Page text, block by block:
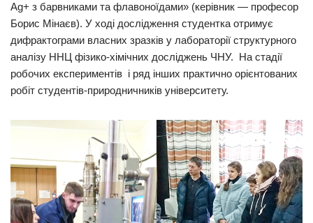
Ag+ з барвниками та флавоноїдами» (керівник — професор
Борис Мінаєв). У ході дослідження студентка отримує
дифрактограми власних зразків у лабораторії структурного
аналізу ННЦ фізико-хімічних досліджень ЧНУ. На стадії
робочих експериментів і ряд інших практично орієнтованих
робіт студентів-природничників університету.